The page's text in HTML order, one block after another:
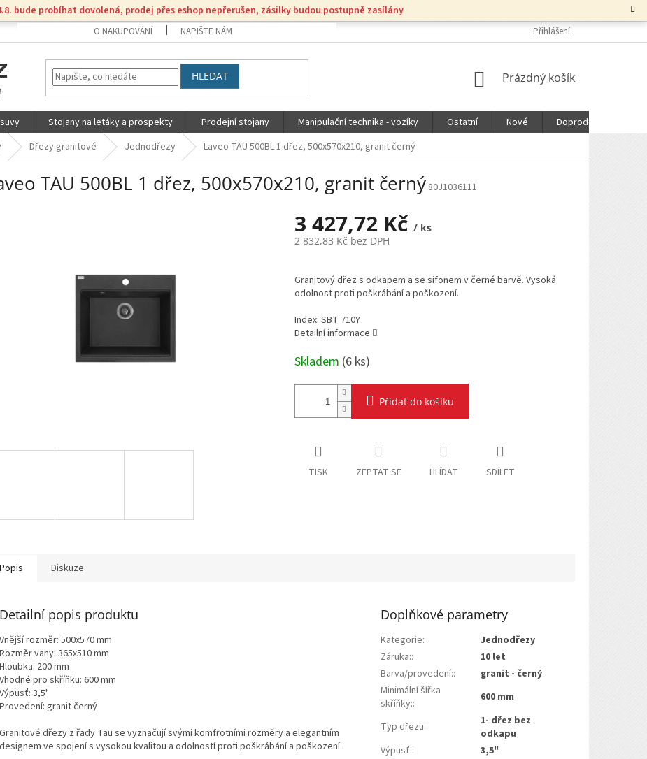
bude probíhat dovolená, prodej přes eshop nepřerušen, zásilky budou postupně zasílány
O NAKUPOVÁNÍ NAPIŠTE NÁM Přihlášení
HLEDAT
NÁKUPNÍ
Prázdný košík
Stojany na letáky a prospekty Prodejní stojany Manipulační technika - vozíky Ostatní Nové Doprodej
Dřezy granitové Jednodřezy Laveo TAU 500BL 1 dřez, 500x570x210, granit černý
TAU 500BL 1 dřez, 500x570x210, granit černý 80J1036111
3 427,72 Kč / ks
2 832,83 Kč bez DPH
cena:
Granitový dřez s odkapem a se sifonem v černé barvě. Vysoká
odolnost proti poškrábání a poškození.
Index: SBT 710Y
Detailní informace
Skladem (6 ks)
Přidat do košíku
TISK ZEPTAT SE HLÍDAT SDÍLET
Popis Diskuze
Detailní popis produktu
Vnější rozměr: 500x570 mm
Rozměr vany: 365x510 mm
Hloubka: 200 mm
Vhodné pro skříňku: 600 mm
Výpusť: 3,5"
Provedení: granit černý
Granitové dřezy z řady Tau se vyznačují svými komfrotními rozměry a elegantním
designem ve spojení s vysokou kvalitou a odolností proti poškrábání a poškození .
Doplňkové parametry
Kategorie:
Jednodřezy
Záruka::
10 let
Barva/provedení::
granit - černý
Minimální šířka
skříňky:: 600 mm
Typ dřezu::
1- dřez bez
odkapu
Výpusť::
3,5"